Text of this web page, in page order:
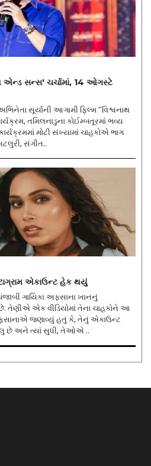
એન્ડ સન્સ' ચર્ચામાં, 14 ઓગસ્ટે
સૂર્યાની આગામી ફિલ્મ ''વિશ્વનાથ
તમિલનાડુના કોઈમ્બતૂરમાં ભવ્ય
મોટી સંખ્યામાં ચાહકોએ ભાગ
સંગીત..
એકાઉન્ટ હેક થયું
ગાયિકા અફસાના ખાનનું
તેણીએ એક વીડિયોમાં તેના ચાહકોને આ
જણાવ્યું હતું કે, તેનું એકાઉન્ટ
છે અને ત્યાં સુધી, તેઓએ ..